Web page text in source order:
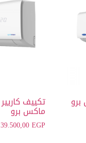
ماكس برو
39.500,00EGP